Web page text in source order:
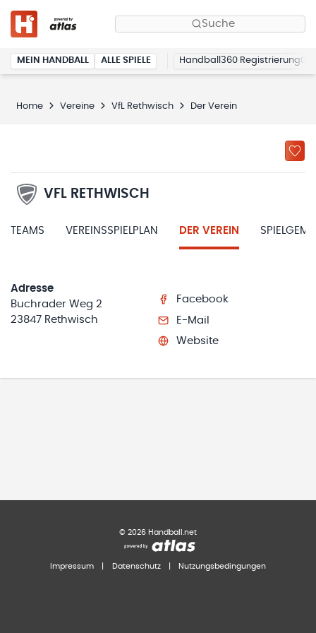
Suche
MEIN HANDBALL ALLE SPIELE Handball360 Registrierung
Home Vereine VfL Rethwisch Der Verein
VFL RETHWISCH
TEAMS VEREINSSPIELPLAN DER VEREIN
Adresse
Buchrader Weg 2
23847 Rethwisch
Facebook
E-Mail
Website
© 2026 Handball.net
Impressum Datenschutz Nutzungsbedingungen